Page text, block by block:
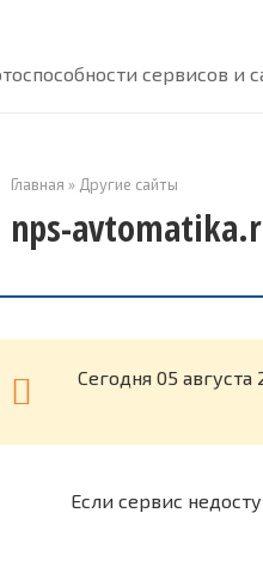
сервисов и
Главная » Другие сайты
nps-
Cегодня 05
Если сервис